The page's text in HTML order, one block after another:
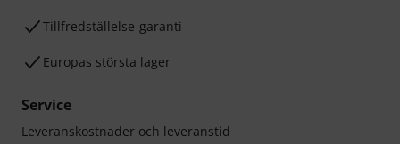
Tillfredställelse-garanti
Europas största lager
Service
Leveranskostnader och leveranstid